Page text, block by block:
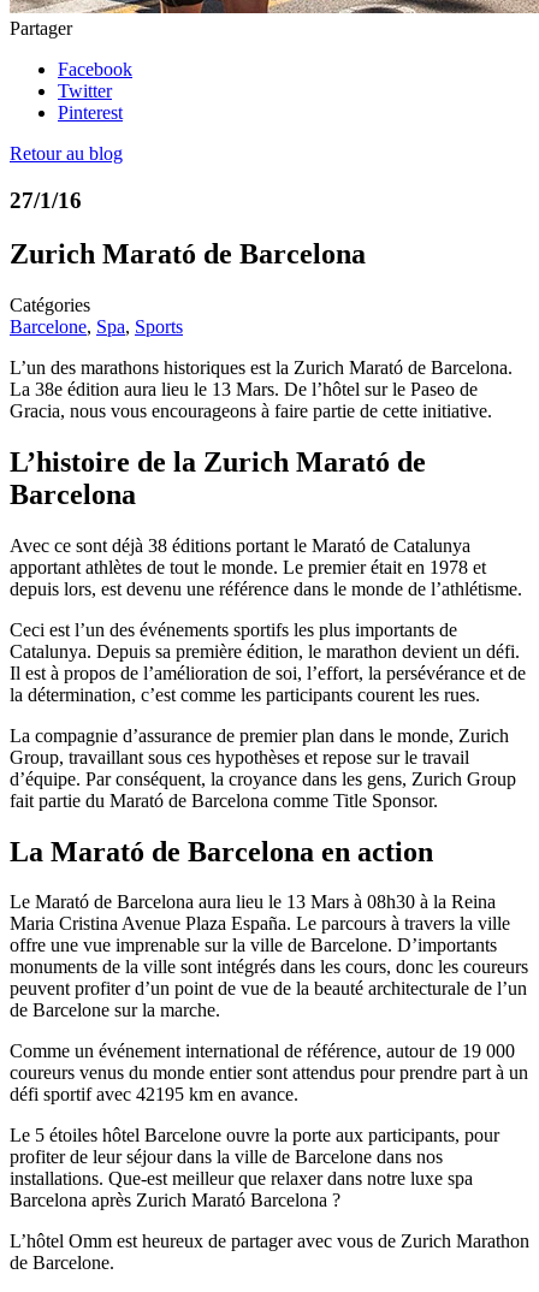
Partager
Facebook
Twitter
Pinterest
Retour au blog
27/1/16
Zurich Marató de Barcelona
Catégories
Barcelone, Spa, Sports
L’un des marathons historiques est la Zurich Marató de Barcelona.
La 38e édition aura lieu le 13 Mars. De l’hôtel sur le Paseo de
Gracia, nous vous encourageons à faire partie de cette initiative.
L’histoire de la Zurich Marató de
Barcelona
Avec ce sont déjà 38 éditions portant le Marató de Catalunya
apportant athlètes de tout le monde. Le premier était en 1978 et
depuis lors, est devenu une référence dans le monde de l’athlétisme.
Ceci est l’un des événements sportifs les plus importants de
Catalunya. Depuis sa première édition, le marathon devient un défi.
Il est à propos de l’amélioration de soi, l’effort, la persévérance et de
la détermination, c’est comme les participants courent les rues.
La compagnie d’assurance de premier plan dans le monde, Zurich
Group, travaillant sous ces hypothèses et repose sur le travail
d’équipe. Par conséquent, la croyance dans les gens, Zurich Group
fait partie du Marató de Barcelona comme Title Sponsor.
La Marató de Barcelona en action
Le Marató de Barcelona aura lieu le 13 Mars à 08h30 à la Reina
Maria Cristina Avenue Plaza España. Le parcours à travers la ville
offre une vue imprenable sur la ville de Barcelone. D’importants
monuments de la ville sont intégrés dans les cours, donc les coureurs
peuvent profiter d’un point de vue de la beauté architecturale de l’un
de Barcelone sur la marche.
Comme un événement international de référence, autour de 19 000
coureurs venus du monde entier sont attendus pour prendre part à un
défi sportif avec 42195 km en avance.
Le 5 étoiles hôtel Barcelone ouvre la porte aux participants, pour
profiter de leur séjour dans la ville de Barcelone dans nos
installations. Que-est meilleur que relaxer dans notre luxe spa
Barcelona après Zurich Marató Barcelona ?
L’hôtel Omm est heureux de partager avec vous de Zurich Marathon
de Barcelone.